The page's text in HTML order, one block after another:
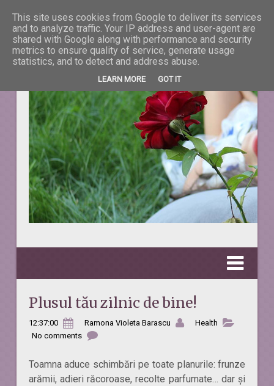
La taifas cu
DESPRE TOT CEEA CE NE ÎNFRUMUSEŢEAZĂ VIAŢA.
Plusul tău zilnic de bine!
12:37:00 Ramona Violeta Barascu
Health
No comments
Toamna aduce schimbări pe toate planurile: frunze
arămii, adieri răcoroase, recolte parfumate… dar și
This site uses cookies from Google to deliver its services
and to analyze traffic. Your IP address and user-agent are
shared with Google along with performance and security
metrics to ensure quality of service, generate usage
statistics, and to detect and address abuse.
LEARN MORE GOT IT